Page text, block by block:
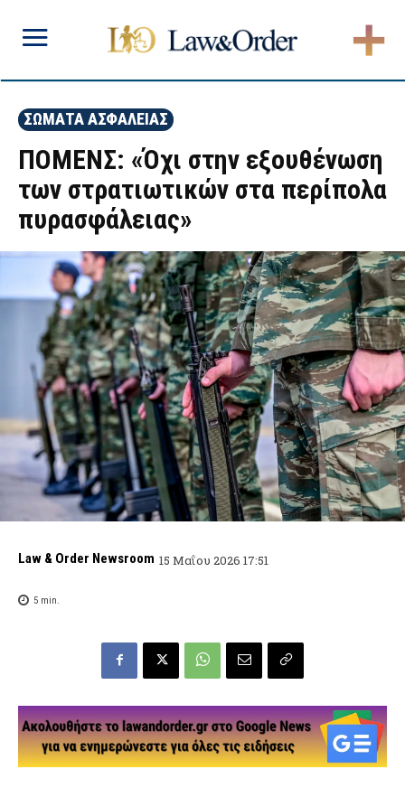
ΣΩΜΑΤΑ ΑΣΦΑΛΕΙΑΣ
ΠΟΜΕΝΣ: «Όχι στην εξουθένωση
των στρατιωτικών στα περίπολα
πυρασφάλειας»
Law & Order Newsroom 15 Μαΐου 2026 17:51
5 min.